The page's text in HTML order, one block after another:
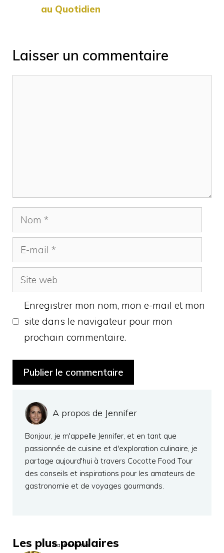
au Quotidien
Laisser un commentaire
Nom
mail
Site
web
Enregistrer mon nom, mon e-mail et mon
site dans le navigateur pour mon
prochain commentaire.
A propos de Jennifer
Bonjour, je m'appelle Jennifer, et en tant que
passionnée de cuisine et d'exploration culinaire, je
partage aujourd'hui à travers Cocotte Food Tour
des conseils et inspirations pour les amateurs de
gastronomie et de voyages gourmands.
Les plus populaires
Gastronomie